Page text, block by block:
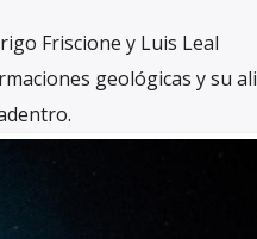
Friscione y Luis Leal
geológicas y su